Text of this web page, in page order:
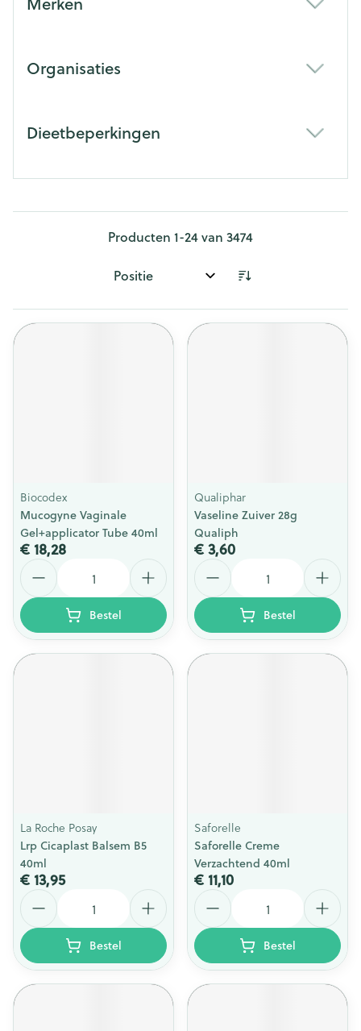
Organisaties
Dieetbeperkingen
Producten 1-24van 3474
Sorteer op:
Biocodex
Mucogyne Vaginale
Gel+applicator Tube 40ml
€ 18,28
Bestel
Qualiphar
Vaseline Zuiver 28g
Qualiph
€ 3,60
Aantal
Bestel
La Roche Posay
Lrp Cicaplast Balsem B5
40ml
€ 13,95
Bestel
Saforelle
Saforelle Creme
Verzachtend 40ml
€ 11,10
Aantal
Bestel